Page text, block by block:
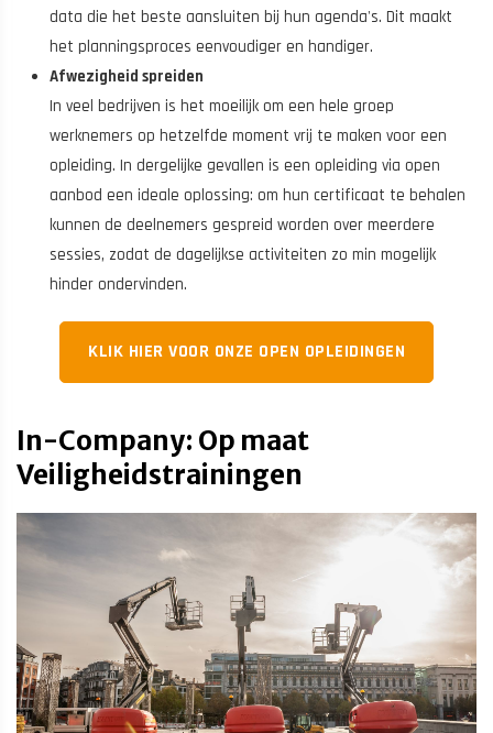
data die het beste aansluiten bij hun agenda's. Dit maakt
het planningsproces eenvoudiger en handiger.
Afwezigheid spreiden
In veel bedrijven is het moeilijk om een hele groep
werknemers op hetzelfde moment vrij te maken voor een
opleiding. In dergelijke gevallen is een opleiding via open
aanbod een ideale oplossing: om hun certificaat te behalen
kunnen de deelnemers gespreid worden over meerdere
sessies, zodat de dagelijkse activiteiten zo min mogelijk
hinder ondervinden.
KLIK HIER VOOR ONZE OPEN OPLEIDINGEN
In-Company: Op maat
Veiligheidstrainingen